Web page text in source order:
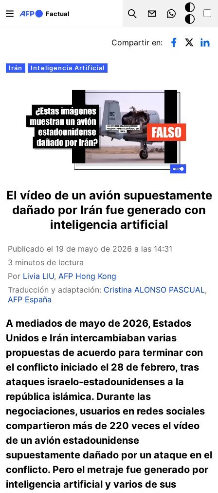
Factual
Search
Modo
oscuro
Solapas principales
Irán Inteligencia Artificial
Compartir en:
El vídeo de un avión supuestamente
dañado por Irán fue generado con
inteligencia artificial
Publicado el 19 de mayo de 2026 a las 14:31
3 minutos de lectura
Por Livia LIU, AFP Hong Kong
Traducción y adaptación: Cristina ALONSO PASCUAL,
AFP España
A mediados de mayo de 2026, Estados
Unidos e Irán intercambiaban varias
propuestas de acuerdo para terminar con
el conflicto iniciado el 28 de febrero, tras
ataques israelo-estadounidenses a la
república islámica. Durante las
negociaciones, usuarios en redes sociales
compartieron más de 220 veces el vídeo
de un avión estadounidense
supuestamente dañado por un ataque en el
conflicto. Pero el metraje fue generado por
inteligencia artificial y varios de sus